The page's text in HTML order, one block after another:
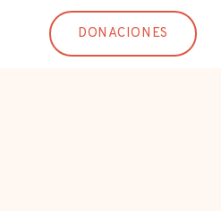
DONACIONES